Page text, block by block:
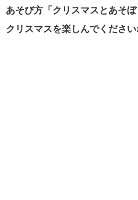
あそび方「クリスマスとあそぼ
クリスマスを楽しんでください